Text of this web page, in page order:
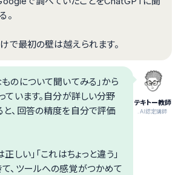
。
で最初の壁は越えられます。
テキトー教師
.AI認定講師
のについて聞いてみる」から
ています。自分が詳しい分野
と、回答の精度を自分で評価
正しい」「これはちょっと違う」
て、ツールへの感覚がつかめて